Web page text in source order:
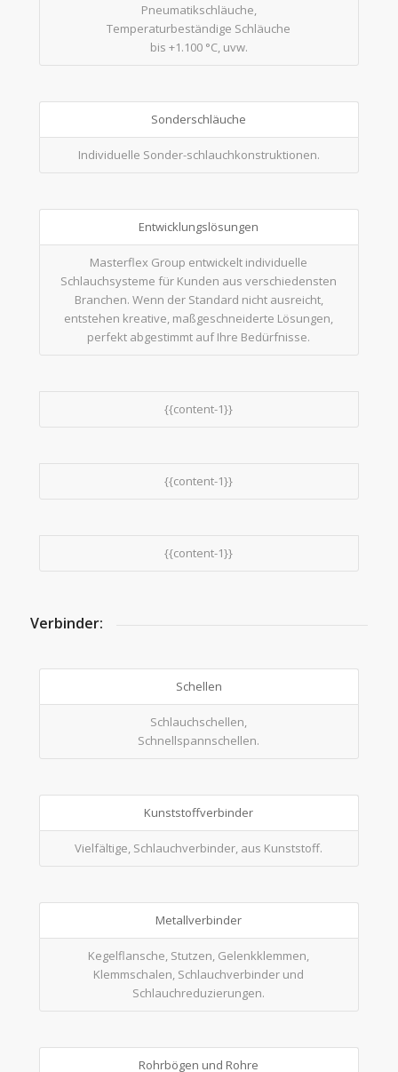
Pneumatikschläuche,
Temperaturbeständige Schläuche
bis +1.100 °C, uvw.
Sonderschläuche
Individuelle Sonder-schlauchkonstruktionen.
Entwicklungslösungen
Masterflex Group entwickelt individuelle
Schlauchsysteme für Kunden aus verschiedensten
Branchen. Wenn der Standard nicht ausreicht,
entstehen kreative, maßgeschneiderte Lösungen,
perfekt abgestimmt auf Ihre Bedürfnisse.
{{content-1}}
{{content-1}}
{{content-1}}
Verbinder:
Schellen
Schlauchschellen,
Schnellspannschellen.
Kunststoffverbinder
Vielfältige, Schlauchverbinder, aus Kunststoff.
Metallverbinder
Kegelflansche, Stutzen, Gelenkklemmen,
Klemmschalen, Schlauchverbinder und
Schlauchreduzierungen.
Rohrbögen und Rohre